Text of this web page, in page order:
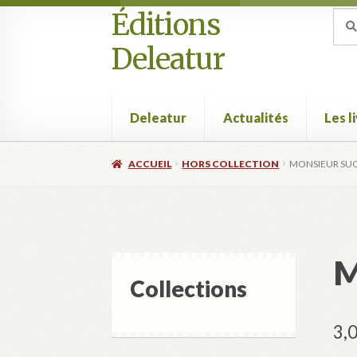
Aller
à
Aller
au
contenu
Éditions
Deleatur
Deleatur Actualités Les
Accueil Boutique DeleaturFestival One
ACCUEIL HORS COLLECTION MONSIEUR
Collections